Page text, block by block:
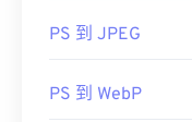
PS 到 JPEG
PS 到 WebP